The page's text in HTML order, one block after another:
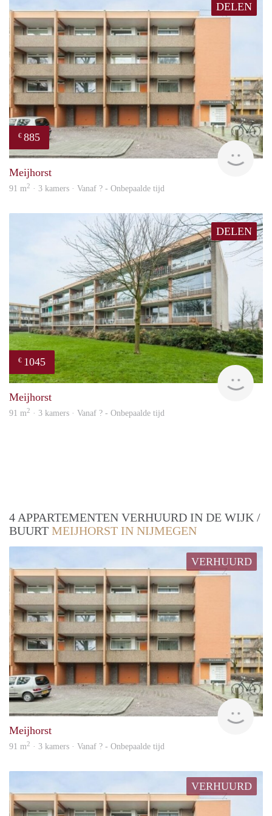
DELEN
€ 885
Meijhorst
91 m2 · 3 kamers · Vanaf ? - Onbepaalde tijd
DELEN
€ 1045
Meijhorst
91 m2 · 3 kamers · Vanaf ? - Onbepaalde tijd
4 APPARTEMENTEN VERHUURD IN DE WIJK /
BUURT MEIJHORST IN NIJMEGEN
VERHUURD
Meijhorst
91 m2 · 3 kamers · Vanaf ? - Onbepaalde tijd
VERHUURD